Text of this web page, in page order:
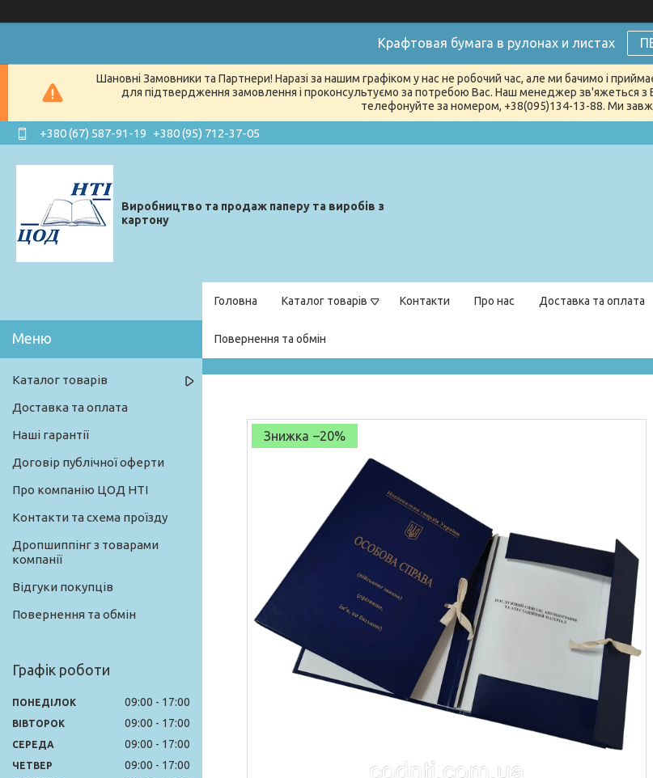
Крафтовая бумага в рулонах и листах
Шановні Замовники та Партнери! Наразі за нашим графіком у нас не робочий час, але ми бачимо і
для підтвердження замовлення і проконсультуємо за потребою Вас. Наш менеджер зв'яжеться з
телефонуйте за номером, +38(095)134-13-88. Ми
+380 (67) 587-91-19 +380 (95) 712-37-05
Виробництво та продаж паперу та виробів з
картону
Головна Каталог товарів Контакти Про нас Доставка та оплата
Повернення та обмін
–20%
Каталог товарів
Доставка та оплата
Наші гарантії
Договір публічної оферти
Про компанію ЦОД НТІ
Контакти та схема проїзду
Дропшиппінг з товарами
компанії
Відгуки покупців
Повернення та обмін
Графік роботи
ПОНЕДІЛОК 09:00 17:00
ВІВТОРОК 09:00 17:00
СЕРЕДА 09:00 17:00
ЧЕТВЕР 09:00 17:00